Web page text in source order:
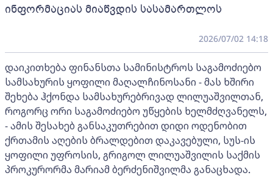
ინფორმაციას მიაწვდის სასამართლოს
2026/07/02 14:18
დაიკითხება ფინანსთა სამინისტროს საგამოძიებო
სამსახურის ყოფილი მაღალჩინოსანი - მას ხშირი
შეხება ჰქონდა სამსახურებრივად ლილუაშვილთან,
როგორც ორი საგამოძიებო უწყების ხელმძღვანელს,
- ამის შესახებ განსაკუთრებით დიდი ოდენობით
ქრთამის აღების ბრალდებით დაკავებული, სუს-ის
ყოფილი უფროსის, გრიგოლ ლილუაშვილის საქმის
პროკურორმა მარიამ ბერძენიშვილმა განაცხადა.